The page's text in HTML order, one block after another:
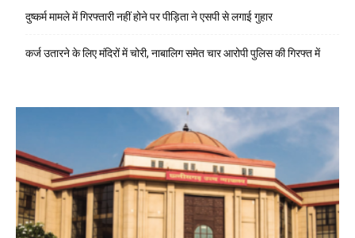
दुष्कर्म मामले में गिरफ्तारी नहीं होने पर पीड़िता ने एसपी से लगाई गुहार
कर्ज उतारने के लिए मंदिरों में चोरी, नाबालिग समेत चार आरोपी पुलिस की गिरफ्त में